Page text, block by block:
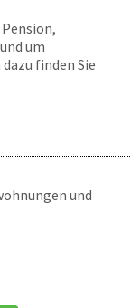
um
finden Sie
und